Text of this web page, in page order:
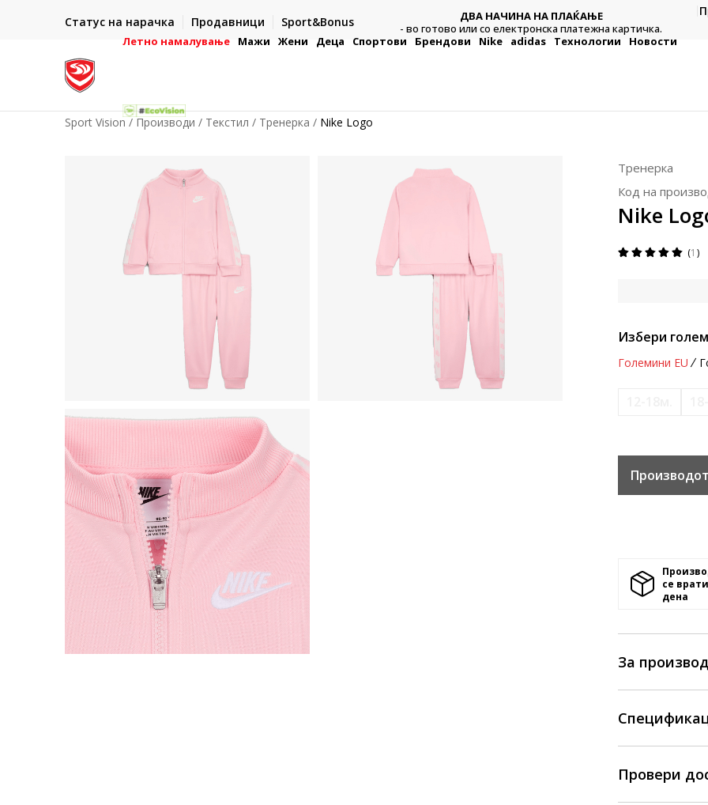
Статус на нарачка Продавници Sport&Bonus
- на сите нарачки во готово или со електронска платежна
ДВА НАЧИНА НА ПЛАЌАЊЕ
- во готово или со електронска платежна картичка.
Летно намалување Мажи Жени Деца Спортови Брендови Nike adidas Технологии Новости
Sport Vision Производи Текстил Тренерка Nike Logo
Тренерка
Код на
Nike
1
Избери
Големини EU
се
денa
За
Провери